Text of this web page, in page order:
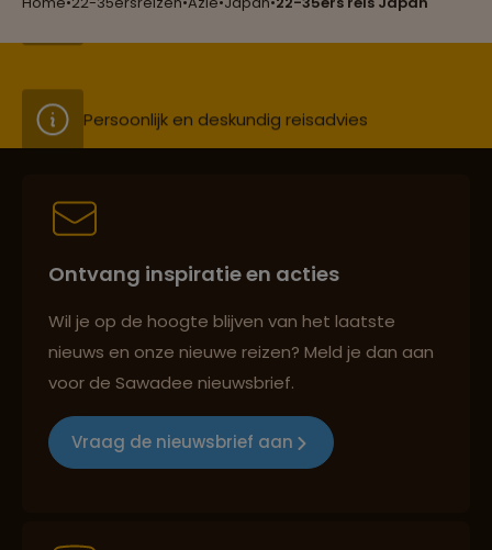
Best beoordeelde reisroutes
Groepsreizen mét indivuele vrijheid
Ontvang inspiratie en acties
Wil je op de hoogte blijven van het laatste
nieuws en onze nieuwe reizen? Meld je dan aan
voor de Sawadee nieuwsbrief.
Vraag de nieuwsbrief aan